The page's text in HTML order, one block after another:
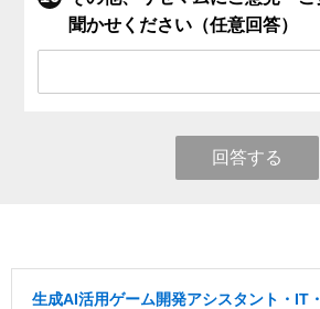
聞かせください（任意回答）
回答する
生成AI活用ゲーム開発アシスタント・IT